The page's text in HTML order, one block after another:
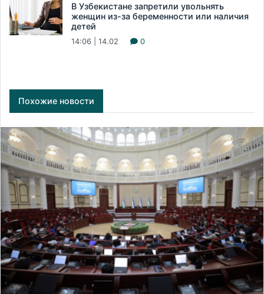
В Узбекистане запретили увольнять
женщин из-за беременности или наличия
детей
14:06 | 14.02 0
Похожие новости